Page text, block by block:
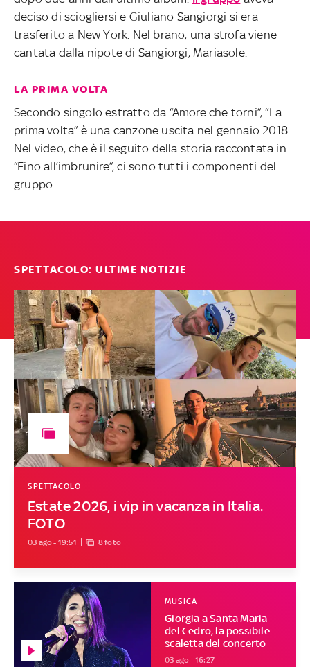
deciso di sciogliersi e Giuliano Sangiorgi si era
trasferito a New York. Nel brano, una strofa viene
cantata dalla nipote di Sangiorgi, Mariasole.
LA PRIMA VOLTA
Secondo singolo estratto da “Amore che torni”, “La
prima volta” è una canzone uscita nel gennaio 2018.
Nel video, che è il seguito della storia raccontata in
“Fino all’imbrunire”, ci sono tutti i componenti del
gruppo.
SPETTACOLO: ULTIME NOTIZIE
Estate 2026, i vip in vacanza in Italia.
FOTO
SPETTACOLO
03 ago - 19:51 8 foto
Giorgia a Santa Maria
del Cedro, la possibile
scaletta del concerto
MUSICA
03 ago - 16:27